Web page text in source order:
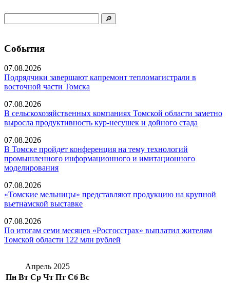
События
07.08.2026
Подрядчики завершают капремонт тепломагистрали в
восточной части Томска
07.08.2026
В сельскохозяйственных компаниях Томской области заметно
выросла продуктивность кур-несушек и дойного стада
07.08.2026
В Томске пройдет конференция на тему технологий
промышленного информационного и имитационного
моделирования
07.08.2026
«Томские мельницы» представляют продукцию на крупной
вьетнамской выставке
07.08.2026
По итогам семи месяцев «Росгосстрах» выплатил жителям
Томской области 122 млн рублей
Апрель 2025
Пн Вт Ср Чт Пт Сб Вс